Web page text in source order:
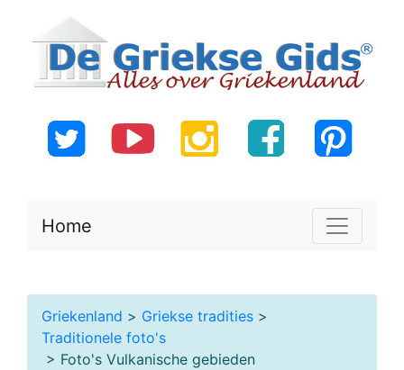
Home
Griekenland > Griekse tradities >
Traditionele foto's
> Foto's Vulkanische gebieden